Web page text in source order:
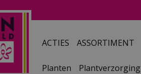
ACTIES ASSORTIMENT
Planten Plantverzorging